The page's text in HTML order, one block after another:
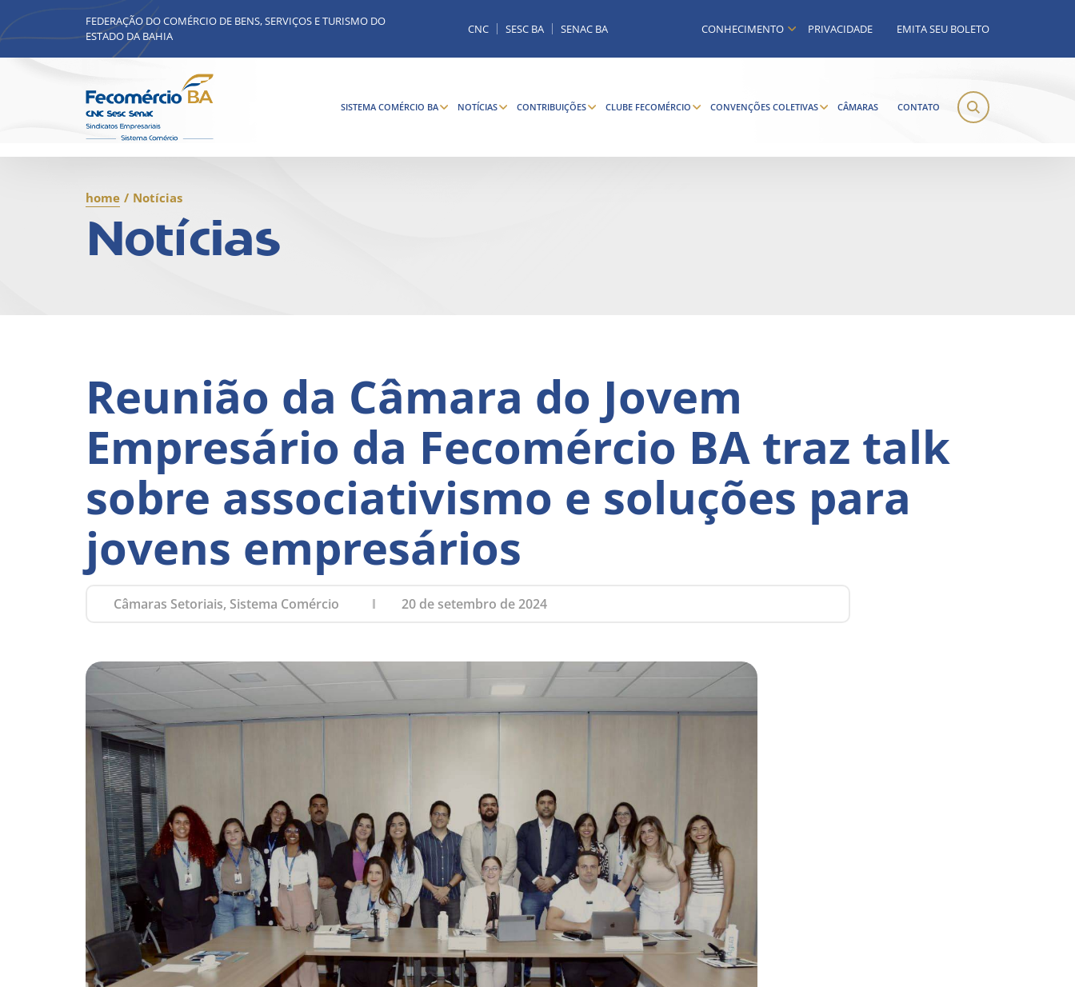
FEDERAÇÃO DO COMÉRCIO DE BENS, SERVIÇOS E TURISMO DO
ESTADO DA BAHIA
CNC SESC BA SENAC BA CONHECIMENTO PRIVACIDADE EMITA SEU BOLETO
SISTEMA COMÉRCIO BA NOTÍCIAS CONTRIBUIÇÕES CLUBE FECOMÉRCIO CONVENÇÕES COLETIVAS CÂMARAS CONTATO
home / Notícias
Notícias
Reunião da Câmara do Jovem
Empresário da Fecomércio BA traz talk
sobre associativismo e soluções para
jovens empresários
Câmaras Setoriais, Sistema Comércio 20 de setembro de 2024